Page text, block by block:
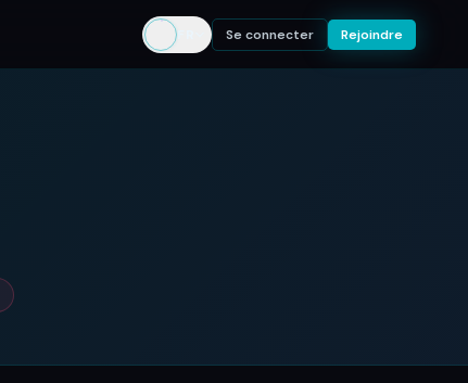
Se connecter Rejoindre